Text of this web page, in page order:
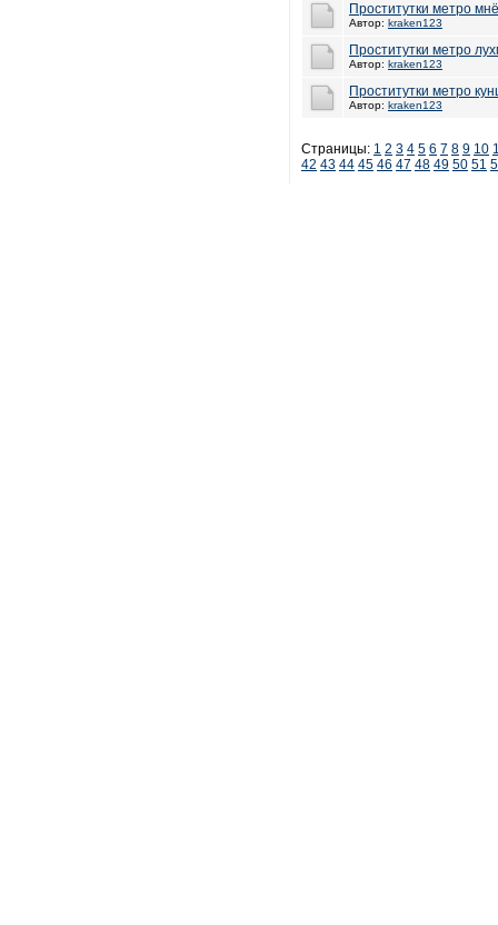
Проститутки метро
Автор: kraken123
Проститутки метро
Автор: kraken123
Проститутки метро
Автор: kraken123
Страницы: 1 2 3 4 5 6 7 8 9 10
42 43 44 45 46 47 48 49 50 51